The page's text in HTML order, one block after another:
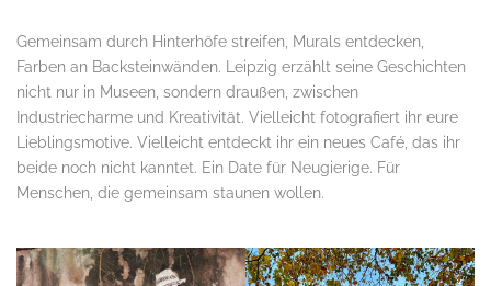
Gemeinsam durch Hinterhöfe streifen, Murals entdecken,
Farben an Backsteinwänden. Leipzig erzählt seine Geschichten
nicht nur in Museen, sondern draußen, zwischen
Industriecharme und Kreativität. Vielleicht fotografiert ihr eure
Lieblingsmotive. Vielleicht entdeckt ihr ein neues Café, das ihr
beide noch nicht kanntet. Ein Date für Neugierige. Für
Menschen, die gemeinsam staunen wollen.